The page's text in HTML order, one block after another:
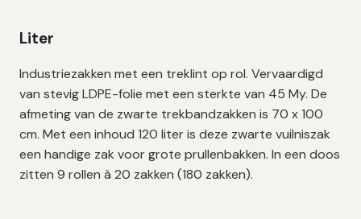
aantal
Liter
Industriezakken met een treklint op rol. Vervaardigd
van stevig LDPE-folie met een sterkte van 45 My. De
afmeting van de zwarte trekbandzakken is 70 x 100
cm. Met een inhoud 120 liter is deze zwarte vuilniszak
een handige zak voor grote prullenbakken. In een doos
zitten 9 rollen à 20 zakken (180 zakken).